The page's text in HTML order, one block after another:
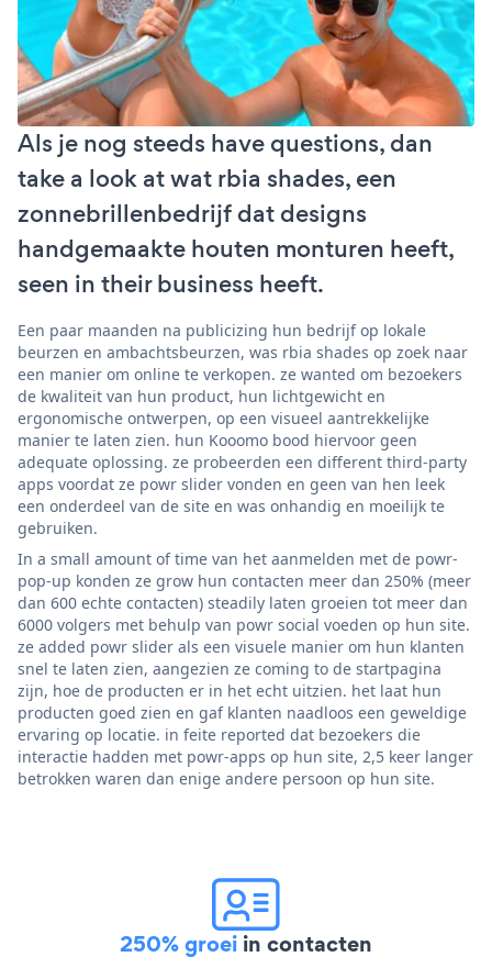
Als je nog steeds have questions, dan
take a look at wat rbia shades, een
zonnebrillenbedrijf dat designs
handgemaakte houten monturen heeft,
seen in their business heeft.
Een paar maanden na publicizing hun bedrijf op lokale
beurzen en ambachtsbeurzen, was rbia shades op zoek naar
een manier om online te verkopen. ze wanted om bezoekers
de kwaliteit van hun product, hun lichtgewicht en
ergonomische ontwerpen, op een visueel aantrekkelijke
manier te laten zien. hun Kooomo bood hiervoor geen
adequate oplossing. ze probeerden een different third-party
apps voordat ze powr slider vonden en geen van hen leek
een onderdeel van de site en was onhandig en moeilijk te
gebruiken.
In a small amount of time van het aanmelden met de powr-
pop-up konden ze grow hun contacten meer dan 250% (meer
dan 600 echte contacten) steadily laten groeien tot meer dan
6000 volgers met behulp van powr social voeden op hun site.
ze added powr slider als een visuele manier om hun klanten
snel te laten zien, aangezien ze coming to de startpagina
zijn, hoe de producten er in het echt uitzien. het laat hun
producten goed zien en gaf klanten naadloos een geweldige
ervaring op locatie. in feite reported dat bezoekers die
interactie hadden met powr-apps op hun site, 2,5 keer langer
betrokken waren dan enige andere persoon op hun site.
250% groei in contacten